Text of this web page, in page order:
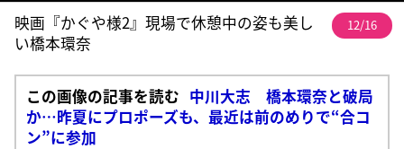
映画『かぐや様2』現場で休憩中の姿も美し
い橋本環奈
12/16
この画像の記事を読む 中川大志 橋本環奈と破局
か…昨夏にプロポーズも、最近は前のめりで“合コ
ン”に参加